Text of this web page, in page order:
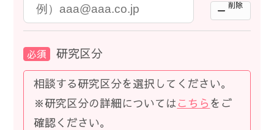
削除
必須 研究区分
相談する研究区分を選択してください。
※研究区分の詳細についてはこちら をご
確認ください。